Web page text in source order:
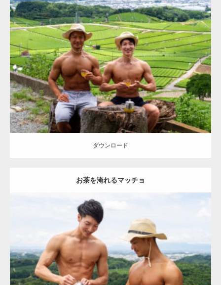
Update:2023.02.11
Category:茶畑のマッチョ 大胸筋 上腕二頭筋 八女 (福岡)
ダウンロード
ダウンロード
お茶を淹れるマッチョ
Update: 2023.02.11
Category: 茶畑のマッチョ その他 TOSHI(大胸筋)AKIHITO(細マッチ
ョ) 大胸筋 上腕二頭筋 腹筋 八女 (福岡)
ダウンロード